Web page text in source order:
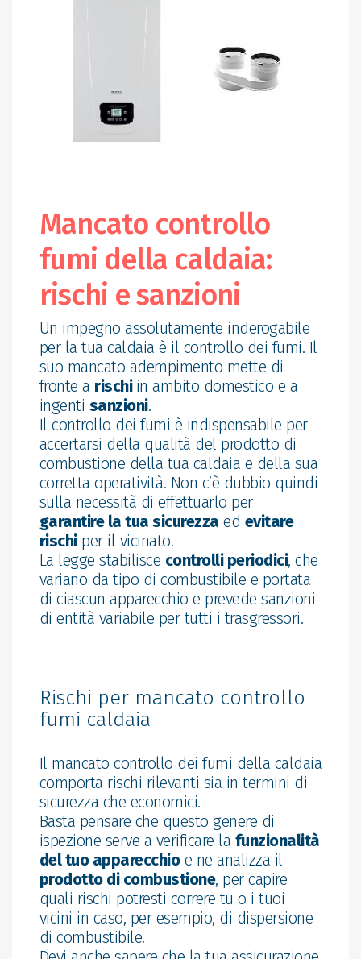
Mancato controllo
fumi della caldaia:
rischi e sanzioni
Un impegno assolutamente inderogabile
per la tua caldaia è il controllo dei fumi. Il
suo mancato adempimento mette di
fronte a rischi in ambito domestico e a
ingenti sanzioni.
Il controllo dei fumi è indispensabile per
accertarsi della qualità del prodotto di
combustione della tua caldaia e della sua
corretta operatività. Non c’è dubbio quindi
sulla necessità di effettuarlo per
garantire la tua sicurezza ed evitare
rischiper il vicinato.
La legge stabilisce controlli periodici, che
variano da tipo di combustibile e portata
di ciascun apparecchio e prevede sanzioni
di entità variabile per tutti i trasgressori.
Rischi per mancato controllo
fumi caldaia
Il mancato controllo dei fumi della caldaia
comporta rischi rilevanti sia in termini di
sicurezza che economici.
Basta pensare che questo genere di
ispezione serve a verificare la funzionalità
del tuo apparecchioe ne analizza il
prodotto di combustione, per capire
quali rischi potresti correre tu o i tuoi
vicini in caso, per esempio, di dispersione
di combustibile.